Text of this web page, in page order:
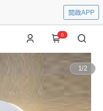
開啟APP
0
1/2